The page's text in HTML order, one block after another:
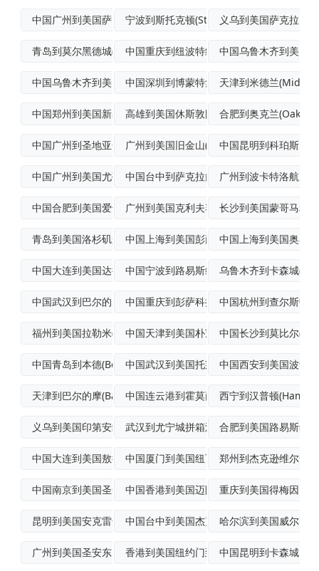
中国广州到美国萨凡纳(Savannah)宁波到斯托克顿(Stockton)轮船运
义乌到美国萨克拉门
青岛到莫尔黑德城(MoreheadCit中国重庆到纽波特纽斯国际海运中国乌鲁木齐到美国
中国乌鲁木齐到美国安纳波利斯空运派送
中国深圳到博蒙特集装箱运输
天津到米德兰
中国郑州到美国新奥尔良(NewOrlea高雄到美国休斯敦国际多式联运
合肥到奥克兰
中国广州到圣地亚哥(SanDiego)空广州到美国旧金山(SanFrancisc中国昆明到科珀斯克
中国广州到美国尤蒂卡航空运输中国台中到萨克拉门托轮船运输广州到波卡特洛航空
中国合肥到美国爱达荷福尔斯(IdahoF广州到美国克利夫赛德帕克空海联运
长沙到美国蒙哥马利
青岛到美国洛杉矶航空货运中国上海到美国彭萨科拉集装箱运输
中国上海到美国奥马
中国大连到美国达拉斯拼货空运中国宁波到路易斯维尔(Louisvill
乌鲁木齐到卡森城
中国武汉到巴尔的摩空运物流专线中国重庆到彭萨科拉国际多式联运
中国杭州到查尔斯顿
福州到美国拉勒米(Laramie)空运中国天津到美国朴茨茅斯(Portsmou
中国长沙到莫比尔
中国青岛到本德(Bend)飞机运输中国武汉到美国托莱多海运中国西安到美国波士
天津到巴尔的摩(Baltimore)标准中国连云港到霍莫萨萨港到港海运
西宁到汉普顿
义乌到美国印第安纳波利斯(Indiana
武汉到尤宁城拼箱海运合肥到美国路易斯维
中国大连到美国敖德萨(Odessa)空运中国厦门到美国纽瓦克(Newark)海上
郑州到杰克逊维尔普
中国南京到美国圣安东尼奥(SanAnto中国香港到美国迈阿密多式联运重庆到美国得梅因国
昆明到美国安克雷奇国际航空货运中国台中到美国杰克逊维尔(Jackson
哈尔滨到美国威尔明
广州到美国圣安东尼奥国际快递香港到美国纽约门到门海运中国昆明到卡森城国